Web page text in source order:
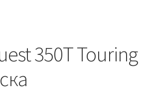
350T Touring